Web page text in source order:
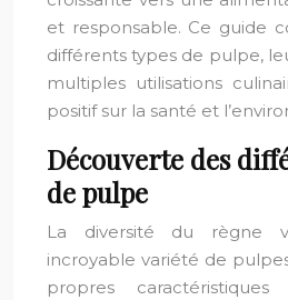
et responsable. Ce guide
différents types de pulpe,
multiples utilisations
positif sur la santé et
Découverte des
de pulpe
La diversité du règne
incroyable variété de
propres